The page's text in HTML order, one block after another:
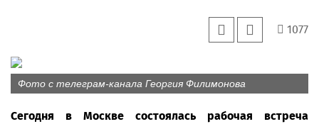
1077
Фото с телеграм-канала Георгия Филимонова
Сегодня в Москве состоялась рабочая встреча